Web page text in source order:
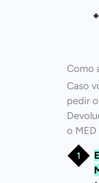
Como
Caso
pedir
o